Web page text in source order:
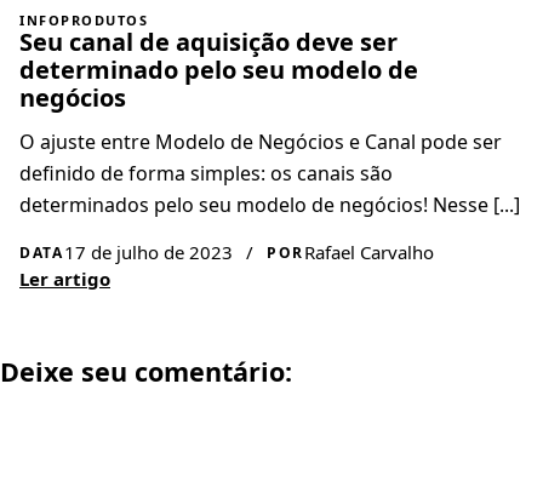
INFOPRODUTOS
Seu canal de aquisição deve ser
determinado pelo seu modelo de
negócios
O ajuste entre Modelo de Negócios e Canal pode ser
definido de forma simples: os canais são
determinados pelo seu modelo de negócios! Nesse [...]
DATA17 de julho de 2023 / PORRafael Carvalho
Ler artigo
Deixe seu comentário: